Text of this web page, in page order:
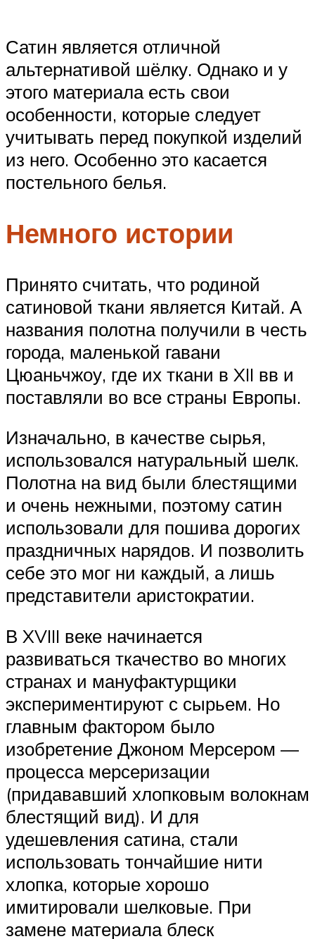
Сатин является отличной
альтернативой шёлку. Однако и у
этого материала есть свои
особенности, которые следует
учитывать перед покупкой изделий
из него. Особенно это касается
постельного белья.
Немного истории
Принято считать, что родиной
сатиновой ткани является Китай. А
названия полотна получили в честь
города, маленькой гавани
Цюаньчжоу, где их ткани в XII вв и
поставляли во все страны Европы.
Изначально, в качестве сырья,
использовался натуральный шелк.
Полотна на вид были блестящими
и очень нежными, поэтому сатин
использовали для пошива дорогих
праздничных нарядов. И позволить
себе это мог ни каждый, а лишь
представители аристократии.
В XVIII веке начинается
развиваться ткачество во многих
странах и мануфактурщики
экспериментируют с сырьем. Но
главным фактором было
изобретение Джоном Мерсером —
процесса мерсеризации
(придававший хлопковым волокнам
блестящий вид). И для
удешевления сатина, стали
использовать тончайшие нити
хлопка, которые хорошо
имитировали шелковые. При
замене материала блеск